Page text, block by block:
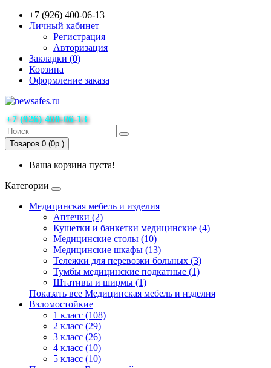
+7 (926) 400-06-13
Личный кабинет
Регистрация
Авторизация
Закладки (0)
Корзина
Оформление заказа
+7 (926) 400-06-13
Товаров 0 (0р.)
Ваша корзина пуста!
Категории
Медицинская мебель и изделия
Аптечки (2)
Кушетки и банкетки медицинские (4)
Медицинские столы (10)
Медицинские шкафы (13)
Тележки для перевозки больных (3)
Тумбы медицинские подкатные (1)
Штативы и ширмы (1)
Показать все Медицинская мебель и изделия
Взломостойкие
1 класс (108)
2 класс (29)
3 класс (26)
4 класс (10)
5 класс (10)